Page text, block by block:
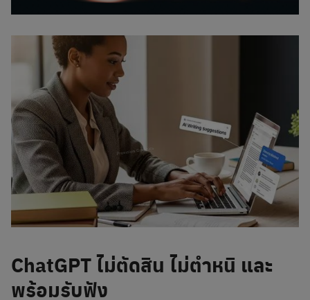
ChatGPT ไม่ตัดสิน ไม่ตำหนิ และ
พร้อมรับฟัง